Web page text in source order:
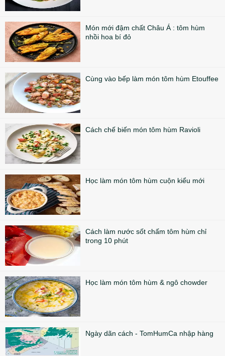
Món mới đậm chất Châu Á : tôm hùm
nhồi hoa bí đỏ
Cùng vào bếp làm món tôm hùm Etouffee
Cách chế biến món tôm hùm Ravioli
Học làm món tôm hùm cuộn kiểu mới
Cách làm nước sốt chấm tôm hùm chỉ
trong 10 phút
Học làm món tôm hùm & ngô chowder
Ngày dãn cách - TomHumCa nhập hàng